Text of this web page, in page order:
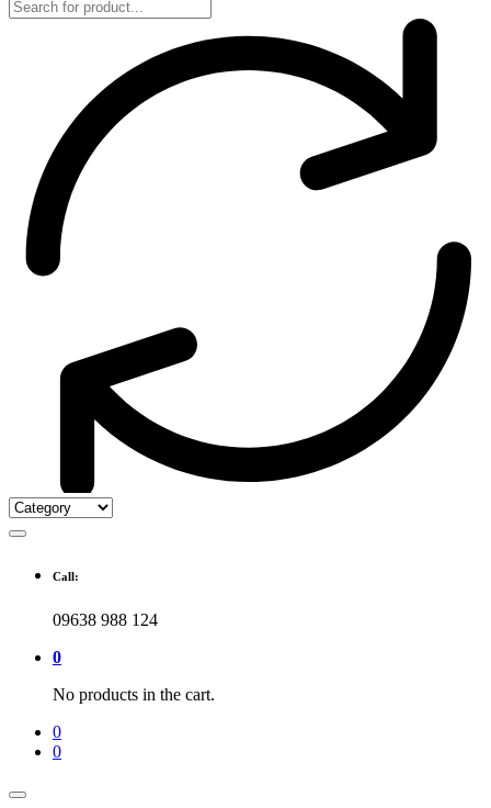
Call:
09638 988 124
0
No products in the cart.
0
0